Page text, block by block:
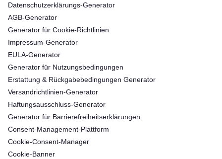
Datenschutzerklärungs-Generator
AGB-Generator
Generator für Cookie-Richtlinien
Impressum-Generator
EULA-Generator
Generator für Nutzungsbedingungen
Erstattung & Rückgabebedingungen Generator
Versandrichtlinien-Generator
Haftungsausschluss-Generator
Generator für Barrierefreiheitserklärungen
Consent‑Management‑Plattform
Cookie-Consent-Manager
Cookie-Banner